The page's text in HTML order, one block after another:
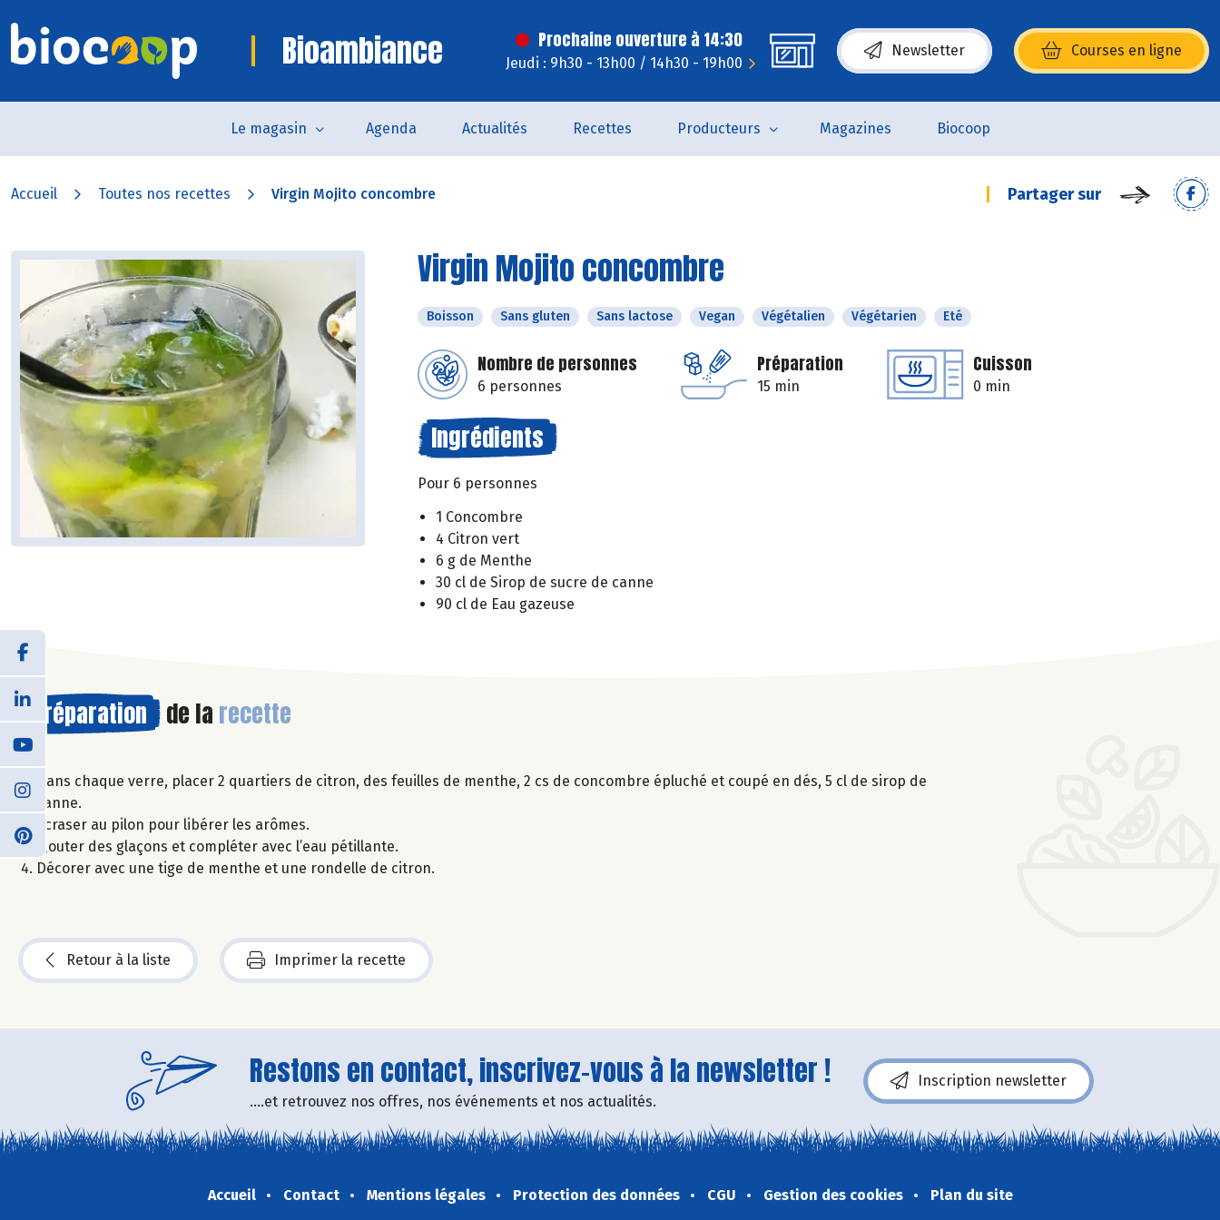
Bioambiance Prochaine ouverture à 14:30
Jeudi : 9h30 - 13h00 / 14h30 - 19h00
Newsletter Courses en ligne
(s’ouvre dans une nouvelle fenêtre)
Le magasin Agenda Actualités Recettes Producteurs Magazines Biocoop
Accueil Toutes nos recettes Virgin Mojito concombre Partager sur
Virgin Mojito concombre
Boisson Sans gluten Sans lactose Vegan Végétalien Végétarien Eté
Nombre de personnes
6 personnes
Préparation
15 min
Cuisson
0 min
Ingrédients
Pour 6 personnes
1 Concombre
4 Citron vert
6 g de Menthe
30 cl de Sirop de sucre de canne
90 cl de Eau gazeuse
Préparation de la recette
Dans chaque verre, placer 2 quartiers de citron, des feuilles de menthe, 2 cs de concombre épluché et coupé en dés, 5 cl de sirop de
canne.
Ecraser au pilon pour libérer les arômes.
Ajouter des glaçons et compléter avec l’eau pétillante.
Décorer avec une tige de menthe et une rondelle de citron.
Retour à la liste Imprimer la recette
Restons en contact, inscrivez-vous à la newsletter !
....et retrouvez nos offres, nos événements et nos actualités.
Inscription newsletter
Accueil Contact Mentions légales Protection des données CGU Gestion des cookies Plan du site